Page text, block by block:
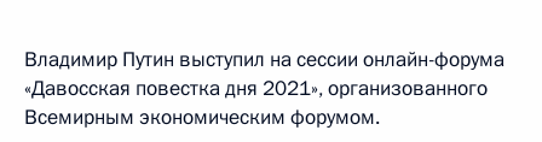
Владимир Путин выступил на сессии онлайн-форума
«Давосская повестка дня 2021», организованного
Всемирным экономическим форумом.